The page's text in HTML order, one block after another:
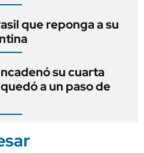
que reponga a su
su cuarta
a un paso de